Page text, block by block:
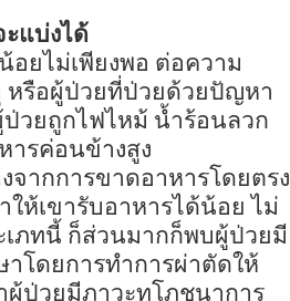
แบ่งได้
อยไม่เพียงพอ ต่อความ
หรือผู้ป่วยที่ป่วยด้วยปัญหา
วยถูกไฟไหม้ น้ำร้อนลวก
ารค่อนข้างสูง
จากการขาดอาหารโดยตรง
ห้เขารับอาหารได้น้อย ไม่
เภทนี้ ก็ส่วนมากก็พบผู้ป่วยมี
โดยการทำการผ่าตัดให้
ผู้ป่วยมีภาวะทุโภชนาการ